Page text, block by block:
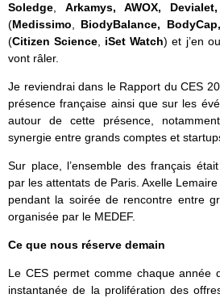
Soledge
Arkamys, AWOX,
(Medissimo BiodyBalance,
(Citizen Science iSet Watch) et j’en
vont râler.
Je reviendrai dans le Rapport du CES
présence française ainsi que sur les
autour de cette présence,
synergie entre grands comptes et
Sur place, l’ensemble des français
par les attentats de Paris. Axelle
pendant la soirée de rencontre entre
organisée par le MEDEF.
Ce que nous réserve demain
Le CES permet comme chaque année
instantanée de la prolifération des